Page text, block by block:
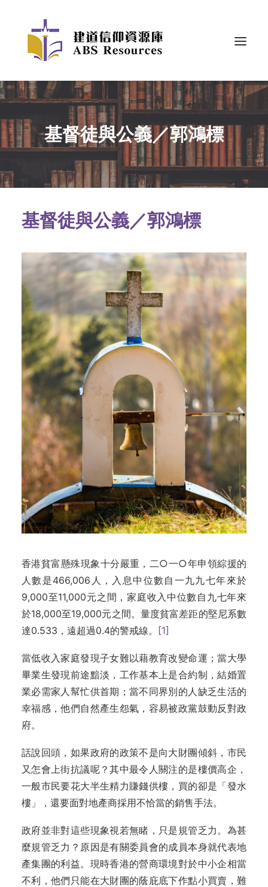
基督徒與公義／郭鴻標
基督徒與公義／郭鴻標
香港貧富懸殊現象十分嚴重，二○一○年申領綜援的
人數是466,006人，入息中位數自一九九七年來於
9,000至11,000元之間，家庭收入中位數自九七年來
於18,000至19,000元之間。量度貧富差距的堅尼系數
達0.533，遠超過0.4的警戒線。
[1]
當低收入家庭發現子女難以藉教育改變命運；當大學
畢業生發現前途黯淡，工作基本上是合約制，結婚置
業必需家人幫忙供首期；當不同界別的人缺乏生活的
幸福感，他們自然產生怨氣，容易被政黨鼓動反對政
府。
話說回頭，如果政府的政策不是向大財團傾斜，市民
又怎會上街抗議呢？其中最令人關注的是樓價高企，
一般市民要花大半生精力賺錢供樓，買的卻是「發水
樓」，還要面對地產商採用不恰當的銷售手法。
政府並非對這些現象視若無睹，只是規管乏力。為甚
麼規管乏力？原因是有關委員會的成員本身就代表地
產集團的利益。現時香港的營商環境對於中小企相當
不利，他們只能在大財團的蔭庇底下作點小買賣，難